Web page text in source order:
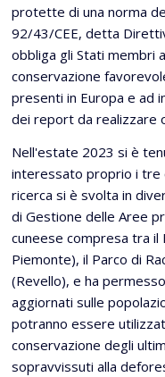
protette di una norma
92/43/CEE, detta
obbliga gli Stati membri
conservazione
presenti in Europa e ad
dei report da realizzare
Nell'estate 2023 si è
interessato proprio i tre
ricerca si è svolta in
di Gestione delle Aree
cuneese compresa tra il
Piemonte), il Parco di
(Revello), e ha
aggiornati sulle
potranno essere
conservazione degli
sopravvissuti alla